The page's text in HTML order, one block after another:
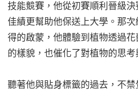
技能競賽，他從初賽順利晉級
佳績更幫助他保送上大學。那
得的啟蒙，他體驗到植物透過
的樣貌，也催化了對植物的思考
聽著他與貼身標籤的過去，不